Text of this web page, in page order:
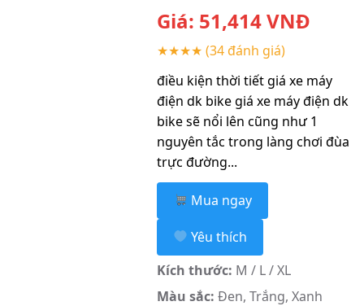
Giá: 51,414VNĐ
★★★★ (34 đánh giá)
điều kiện thời tiết giá xe máy
điện dk bike giá xe máy điện dk
bike sẽ nổi lên cũng như 1
nguyên tắc trong làng chơi đùa
trực đường...
Mua ngay
Yêu thích
Kích thước: M / L / XL
Màu sắc: Đen, Trắng, Xanh